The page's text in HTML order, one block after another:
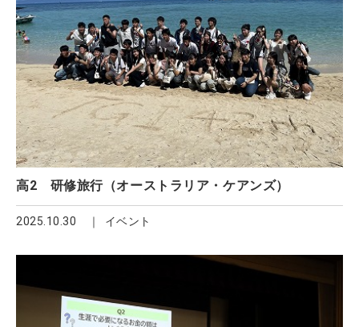
高2 研修旅行（オーストラリア・ケアンズ）
2025.10.30 イベント